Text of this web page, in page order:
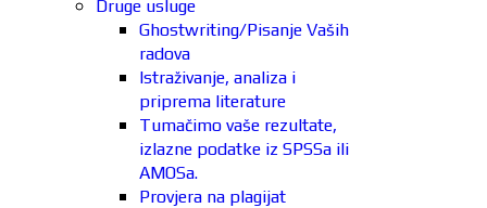
Druge usluge
Ghostwriting/Pisanje Vaših
radova
Istraživanje, analiza i
priprema literature
Tumačimo vaše rezultate,
izlazne podatke iz SPSSa ili
AMOSa.
Provjera na plagijat